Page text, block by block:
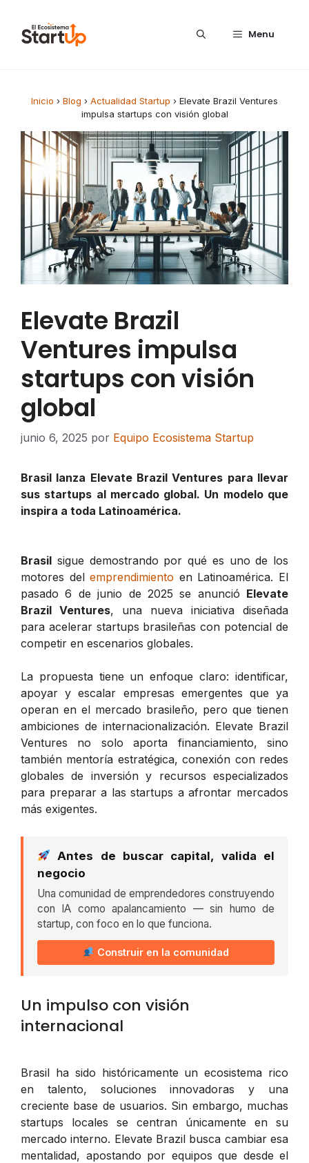
Menu
Inicio › Blog › Actualidad Startup › Elevate Brazil Ventures
impulsa startups con visión global
Elevate Brazil
Ventures impulsa
startups con visión
global
junio 6, 2025 por Equipo Ecosistema Startup
Brasil lanza Elevate Brazil Ventures para llevar
sus startups al mercado global. Un modelo que
inspira a toda Latinoamérica.
Brasil sigue demostrando por qué es uno de los
motores delemprendimiento en Latinoamérica. El
pasado 6 de junio de 2025 se anunció Elevate
Brazil Ventures, una nueva iniciativa diseñada
para acelerar startups brasileñas con potencial de
competir en escenarios globales.
La propuesta tiene un enfoque claro: identificar,
apoyar y escalar empresas emergentes que ya
operan en el mercado brasileño, pero que tienen
ambiciones de internacionalización. Elevate Brazil
Ventures no solo aporta financiamiento, sino
también mentoría estratégica, conexión con redes
globales de inversión y recursos especializados
para preparar a las startups a afrontar mercados
más exigentes.
Antes de buscar capital, valida el
negocio
Una comunidad de emprendedores construyendo
con IA como apalancamiento — sin humo de
startup, con foco en lo que funciona.
Construir en la comunidad
Un impulso con visión
internacional
Brasil ha sido históricamente un ecosistema rico
en talento, soluciones innovadoras y una
creciente base de usuarios. Sin embargo, muchas
startups locales se centran únicamente en su
mercado interno. Elevate Brazil busca cambiar esa
mentalidad, apostando por equipos que desde el